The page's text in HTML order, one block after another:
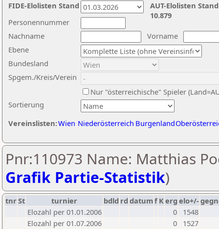
Nachname
Vorname
Ebene
Sortierung
Personennummer
Bundesland
Spgem./Kreis/Verein
Nur "österreichische" Spieler
Vereinslisten:Wien Niederösterreich Burgenland
AUT-Elolisten
10.879
FIDE-Elolisten Stand
Pnr:110973 Name: Matthias
Grafik Partie-Statistik)
tnrSt turnier bdld rd datumf Kerg elo+/-
Elozahl per 01.01.2006
0
1548
Elozahl per 01.07.2006
0
1527